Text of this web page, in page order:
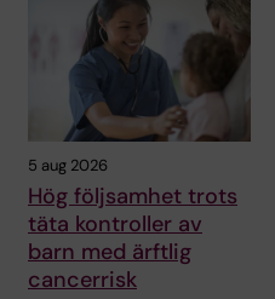
5 aug 2026
Hög följsamhet trots
täta kontroller av
barn med ärftlig
cancerrisk